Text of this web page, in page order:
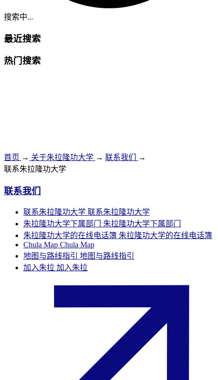
搜索中...
最近搜索
热门搜索
首页 → 关于朱拉隆功大学 → 联系我们
→
联系朱拉隆功大学
联系我们
联系朱拉隆功大学 联系朱拉隆功大学
朱拉隆功大学下属部门
朱拉隆功大学下属部门
朱拉隆功大学的在线电话簿 朱拉隆功大学的在线电话簿
Chula Map Chula Map
地图与路线指引
地图与路线指引
加入朱拉 加入朱拉